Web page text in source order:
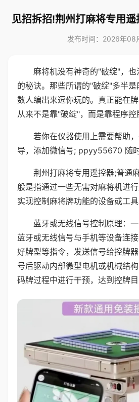
见招拆招!荆州打麻将专用
发布时间：2026年08
麻将机没有神奇的"破绽"，
的秘诀。那些所谓的"破绽"多半
数人编出来逗你玩的。真正能在
从来不是靠"破绽"，而是靠程序控
若你在仪器使用上需要帮助
导，添加微信号; ppyy55670 随时
荆州打麻将专用遥控器;普通
般是指通过一些无需对麻将机进
实现控制麻将牌功能的设备或工具
蓝牙或无线信号控制原理：
蓝牙或无线信号与手机等设备连
好牌型等指令，发送信号给控牌
号后驱动内部微型电机或机械结构
码牌过程中进行干预，达到控牌目